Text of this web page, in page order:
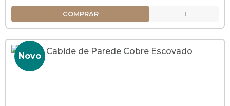
COMPRAR
Novo